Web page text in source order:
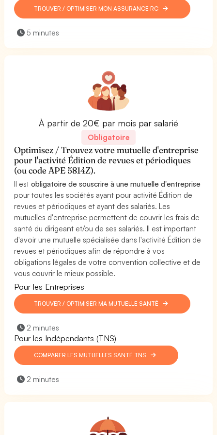
TROUVER / OPTIMISER MON ASSURANCE RC
5 minutes
À partir de 20€ par mois par salarié
Obligatoire
Optimisez / Trouvez votre mutuelle d'entreprise
pour l'activité Édition de revues et périodiques
(ou code APE 5814Z).
Il estobligatoire de souscrire à une mutuelle d'entreprise
pour toutes les sociétés ayant pour activité Édition de
revues et périodiques et ayant des salariés. Les
mutuelles d'entreprise permettent de couvrir les frais de
santé du dirigeant et/ou de ses salariés. Il est important
d'avoir une mutuelle spécialisée dans l'activité Édition de
revues et périodiques afin de répondre à vos
obligations légales de votre convention collective et de
vous couvrir le mieux possible.
Pour les Entreprises
TROUVER / OPTIMISER MA MUTUELLE SANTÉ
2 minutes
Pour les Indépendants (TNS)
COMPARER LES MUTUELLES SANTÉ TNS
2 minutes